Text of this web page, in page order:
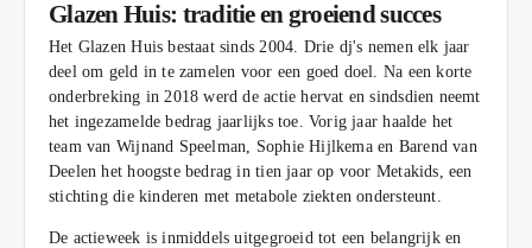
Glazen Huis: traditie en groeiend succes
Het Glazen Huis bestaat sinds 2004. Drie dj's nemen elk jaar
deel om geld in te zamelen voor een goed doel. Na een korte
onderbreking in 2018 werd de actie hervat en sindsdien neemt
het ingezamelde bedrag jaarlijks toe. Vorig jaar haalde het
team van Wijnand Speelman, Sophie Hijlkema en Barend van
Deelen het hoogste bedrag in tien jaar op voor Metakids, een
stichting die kinderen met metabole ziekten ondersteunt.
De actieweek is inmiddels uitgegroeid tot een belangrijk en